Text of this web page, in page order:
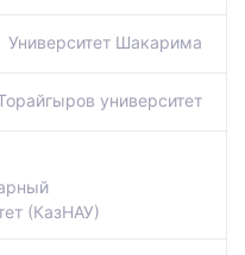
Университет Шакарима
университет
(КазНАУ)